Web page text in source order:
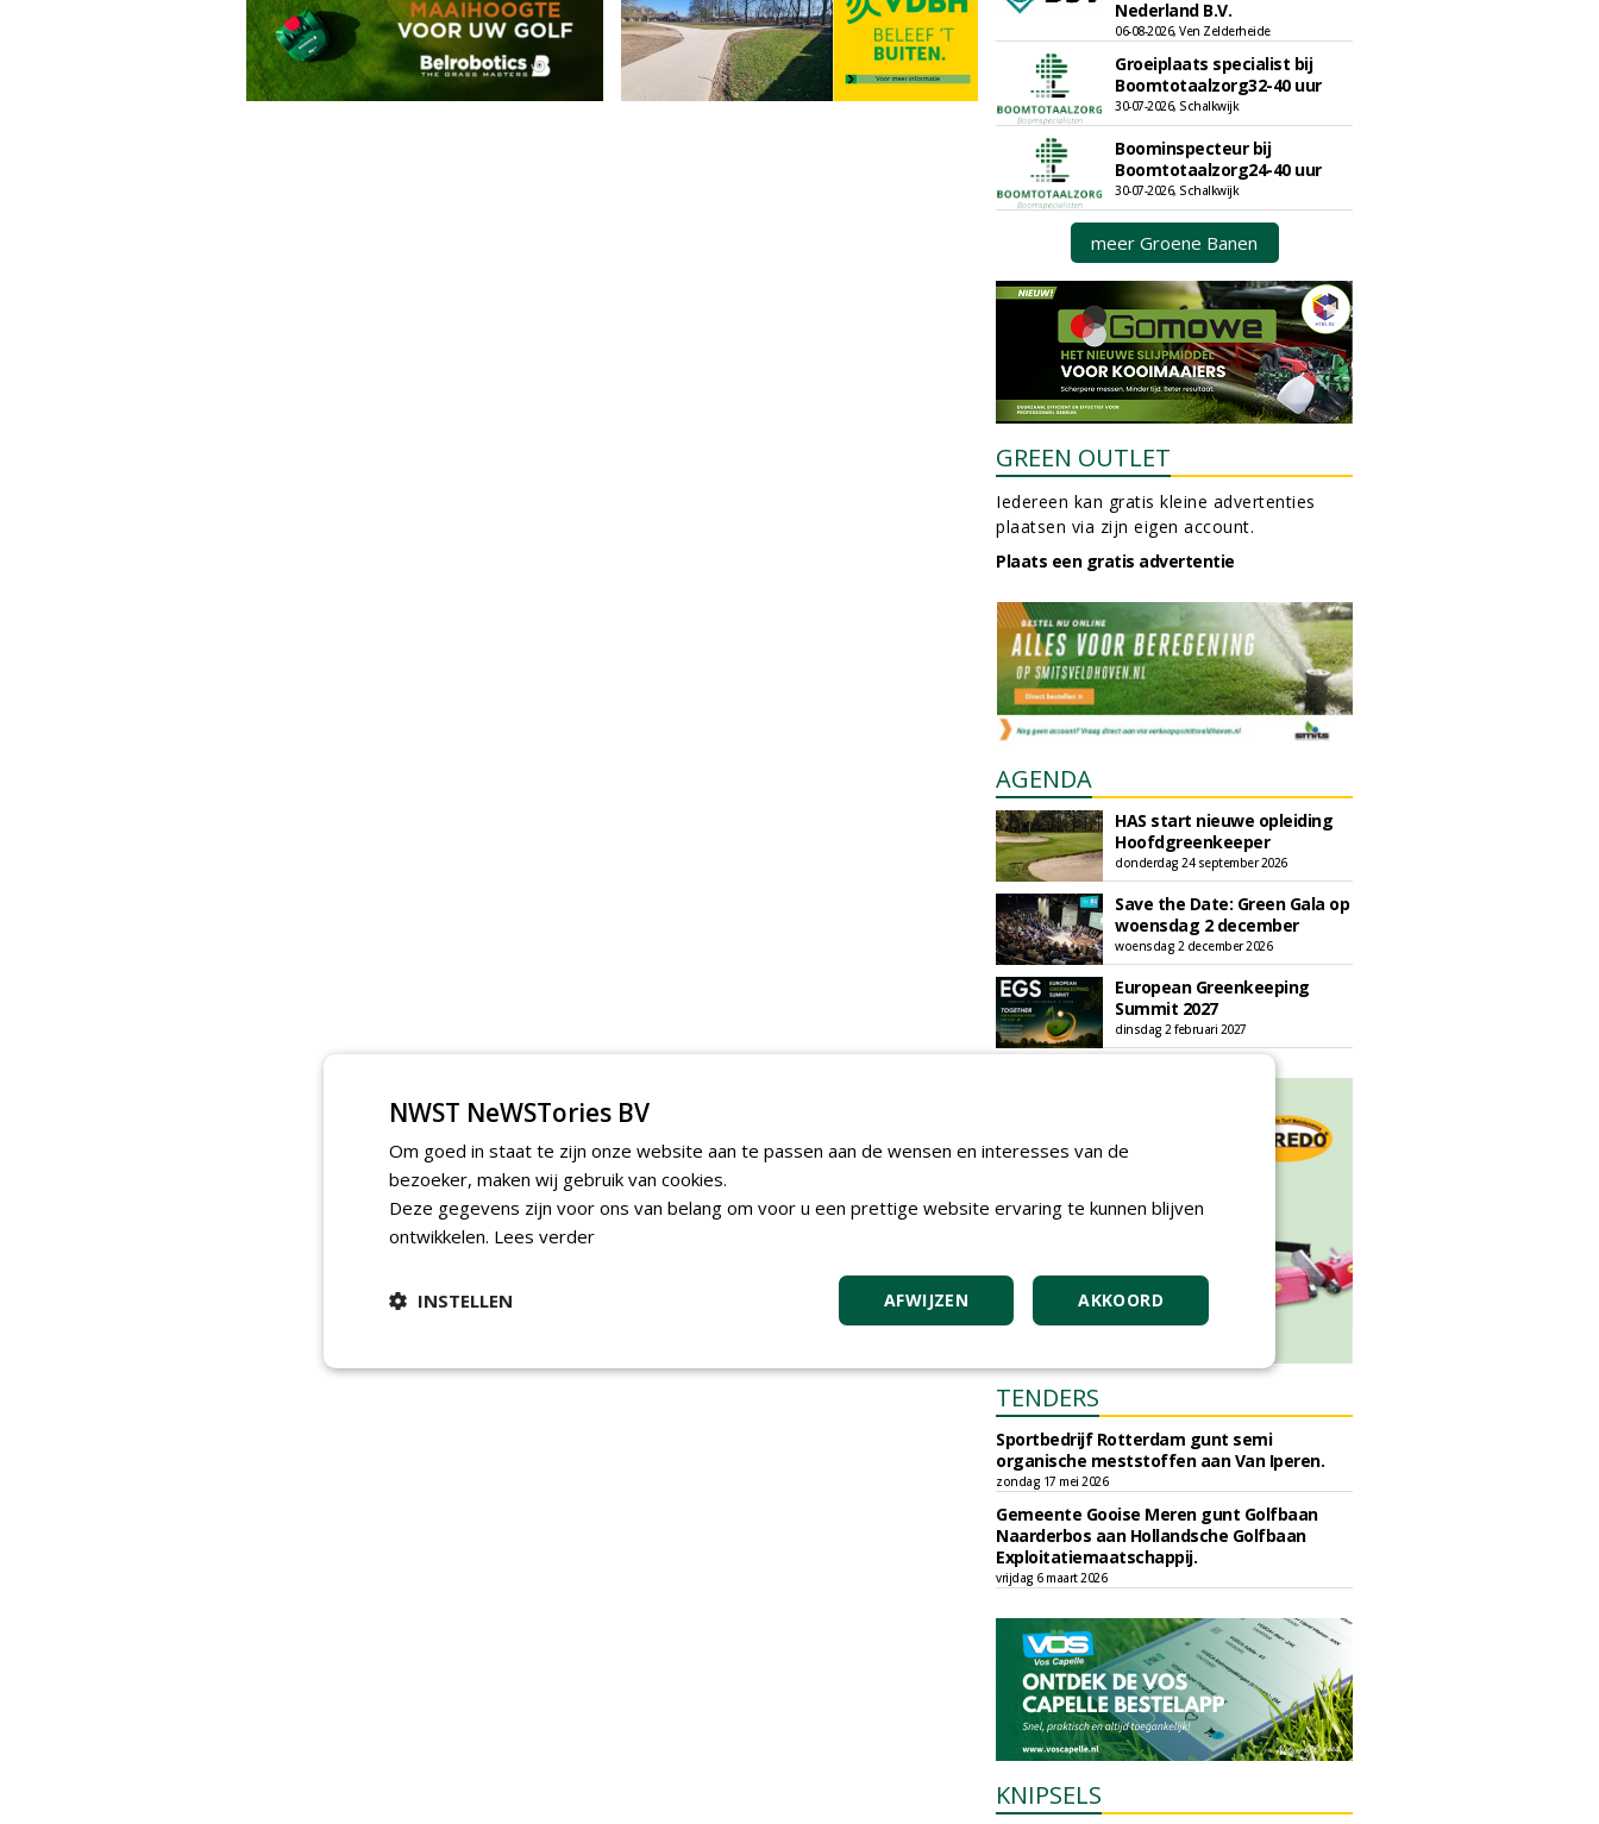
Nederland B.V.
06-08-2026, Ven Zelderheide
Groeiplaats specialist bij
Boomtotaalzorg32-40 uur
30-07-2026, Schalkwijk
Boominspecteur bij
Boomtotaalzorg24-40 uur
30-07-2026, Schalkwijk
meer Groene Banen
GREEN OUTLET
Iedereen kan gratis kleine advertenties
plaatsen via zijn eigen account.
Plaats een gratis advertentie
AGENDA
HAS start nieuwe opleiding
Hoofdgreenkeeper
donderdag 24 september 2026
Save the Date: Green Gala op
woensdag 2 december
woensdag 2 december 2026
European Greenkeeping
Summit 2027
dinsdag 2 februari 2027
TENDERS
Sportbedrijf Rotterdam gunt semi
organische meststoffen aan Van Iperen.
zondag 17 mei 2026
Gemeente Gooise Meren gunt Golfbaan
Naarderbos aan Hollandsche Golfbaan
Exploitatiemaatschappij.
vrijdag 6 maart 2026
KNIPSELS
NWST NeWSTories BV
Om goed in staat te zijn onze website aan te passen aan de wensen en interesses van de
bezoeker, maken wij gebruik van cookies.
Deze gegevens zijn voor ons van belang om voor u een prettige website ervaring te kunnen blijven
ontwikkelen. Lees verder
AKKOORD
AFWIJZEN
INSTELLEN